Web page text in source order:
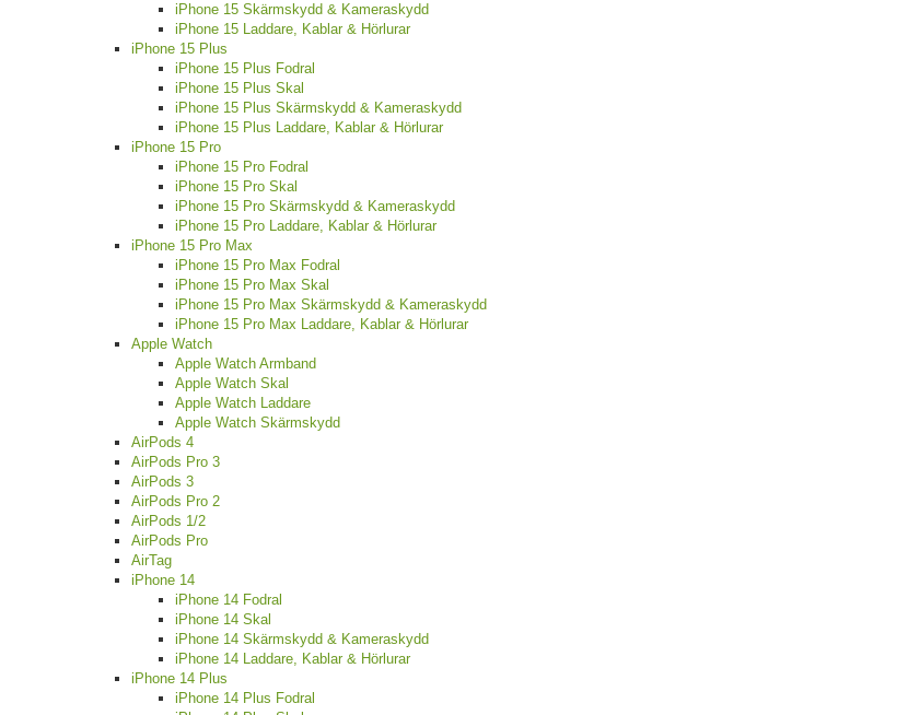
iPhone 15 Skärmskydd & Kameraskydd
iPhone 15 Laddare, Kablar & Hörlurar
iPhone 15 Plus
iPhone 15 Plus Fodral
iPhone 15 Plus Skal
iPhone 15 Plus Skärmskydd & Kameraskydd
iPhone 15 Plus Laddare, Kablar & Hörlurar
iPhone 15 Pro
iPhone 15 Pro Fodral
iPhone 15 Pro Skal
iPhone 15 Pro Skärmskydd & Kameraskydd
iPhone 15 Pro Laddare, Kablar & Hörlurar
iPhone 15 Pro Max
iPhone 15 Pro Max Fodral
iPhone 15 Pro Max Skal
iPhone 15 Pro Max Skärmskydd & Kameraskydd
iPhone 15 Pro Max Laddare, Kablar & Hörlurar
Apple Watch
Apple Watch Armband
Apple Watch Skal
Apple Watch Laddare
Apple Watch Skärmskydd
AirPods 4
AirPods Pro 3
AirPods 3
AirPods Pro 2
AirPods 1/2
AirPods Pro
AirTag
iPhone 14
iPhone 14 Fodral
iPhone 14 Skal
iPhone 14 Skärmskydd & Kameraskydd
iPhone 14 Laddare, Kablar & Hörlurar
iPhone 14 Plus
iPhone 14 Plus Fodral